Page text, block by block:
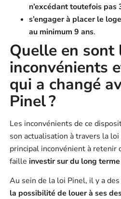
n’excédant toutefois pas
s’engager à placer le
au minimum 9 ans.
Quelle en sont
inconvénients
qui a changé
Pinel ?
Les inconvénients de ce
son actualisation à travers la
principal inconvénient à retenir
faille investir sur du long
Au sein de la loi Pinel, il y a
la possibilité de louer à ses